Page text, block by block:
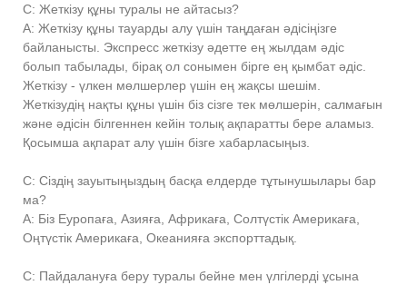
С: Жеткізу құны туралы не айтасыз?
A: Жеткізу құны тауарды алу үшін таңдаған әдісіңізге
байланысты. Экспресс жеткізу әдетте ең жылдам әдіс
болып табылады, бірақ ол сонымен бірге ең қымбат әдіс.
Жеткізу - үлкен мөлшерлер үшін ең жақсы шешім.
Жеткізудің нақты құны үшін біз сізге тек мөлшерін, салмағын
және әдісін білгеннен кейін толық ақпаратты бере аламыз.
Қосымша ақпарат алу үшін бізге хабарласыңыз.
С: Сіздің зауытыңыздың басқа елдерде тұтынушылары бар
ма?
A: Біз Еуропаға, Азияға, Африкаға, Солтүстік Америкаға,
Оңтүстік Америкаға, Океанияға экспорттадық.
С: Пайдалануға беру туралы бейне мен үлгілерді ұсына